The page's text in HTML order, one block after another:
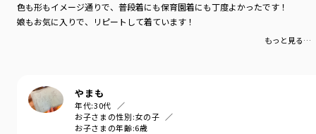
色も形もイメージ通りで、普段着にも保育園着にも丁度よかったです！
娘もお気に入りで、リピートして着ています！
もっと見る…
やまも
年代:30代
お子さまの性別:女の子
お子さまの年齢:6歳
伸縮性：あり
性別タイプ
／
対象イベント
／再値下げアイテム
／ 12-5206-120